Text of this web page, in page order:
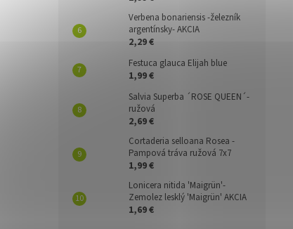
Verbena bonariensis -železník
argentínsky- AKCIA
2,29 €
Festuca glauca Elijah blue
1,99 €
Salvia Superba ´ROSE QUEEN´-
ružová
2,69 €
Cortaderia selloana Rosea -
Pampová tráva ružová 7x7
1,99 €
Lonicera nitida 'Maigrün'-
Zemolez lesklý 'Maigrün' AKCIA
1,69 €